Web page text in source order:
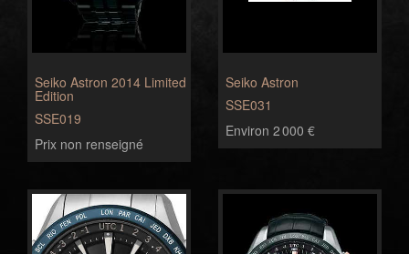
Seiko Astron 2014 Limited
Edition
SSE019
Prix non renseigné
Seiko Astron
SSE031
Environ 2 000 €